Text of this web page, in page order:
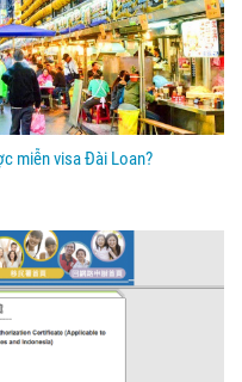
miễn visa Đài Loan?